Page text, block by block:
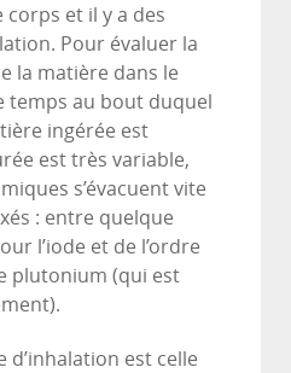
corps et il y a des
Pour évaluer la
la matière dans le
temps au bout duquel
ingérée est
est très variable,
s’évacuent vite
: entre quelque
l’iode et de l’ordre
plutonium (qui est
d’inhalation est celle